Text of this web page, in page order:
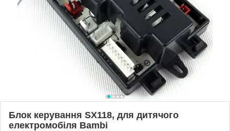
Блок керування SX118, для дитячого
електромобіля Bambi